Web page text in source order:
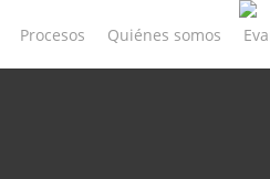
Procesos Quiénes somos